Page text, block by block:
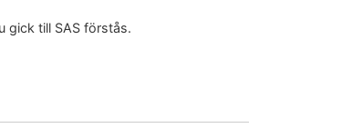
gick till SAS förstås.